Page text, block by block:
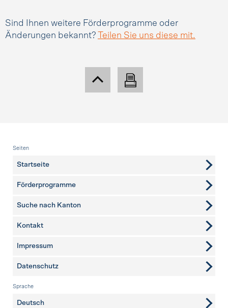
Sind Ihnen weitere Förderprogramme oder
Änderungen bekannt?
Teilen Sie uns diese mit.
Fusszeile
Seiten
Startseite
Förderprogramme
Suche nach Kanton
weitere Seiten
Kontakt
Impressum
Datenschutz
Sprache
Deutsch